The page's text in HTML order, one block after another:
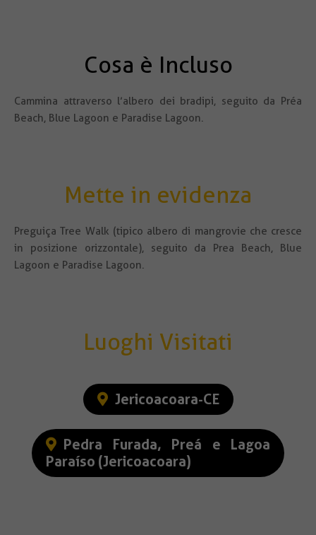
Cosa è Incluso
Cammina attraverso l’albero dei bradipi, seguito da Préa
Beach, Blue Lagoon e Paradise Lagoon.
Mette in evidenza
Preguiça Tree Walk (tipico albero di mangrovie che cresce
in posizione orizzontale), seguito da Prea Beach, Blue
Lagoon e Paradise Lagoon.
Luoghi Visitati
Jericoacoara-CE
Pedra Furada, Preá e Lagoa
Paraíso (Jericoacoara)